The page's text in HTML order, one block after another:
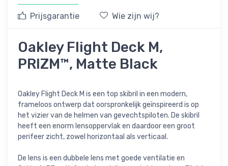
Prijsgarantie Wie zijn wij?
Oakley Flight Deck M,
PRIZM™, Matte Black
Oakley Flight Deck M is een top skibril in een modern,
frameloos ontwerp dat oorspronkelijk geïnspireerd is op
het vizier van de helmen van gevechtspiloten. De skibril
heeft een enorm lensoppervlak en daardoor een groot
perifeer zicht, zowel horizontaal als verticaal.
De lens is een dubbele lens met goede ventilatie en